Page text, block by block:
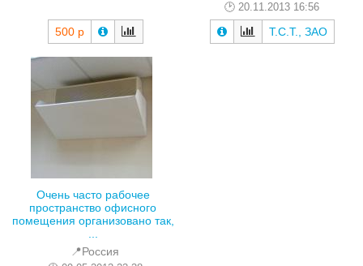
500 р
20.11.2013 16:56
Т.С.Т., ЗАО
Очень часто рабочее
пространство офисного
помещения организовано так,
📍Россия